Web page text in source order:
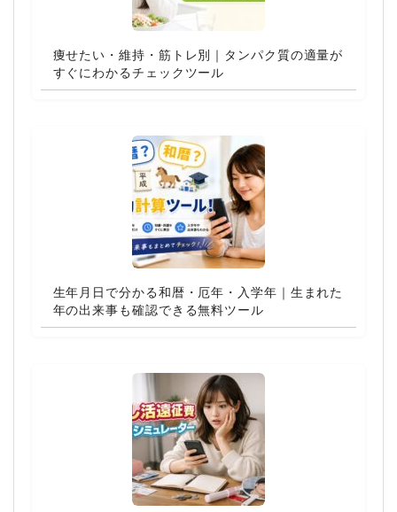
痩せたい・維持・筋トレ別｜タンパク質の適量が
すぐにわかるチェックツール
生年月日で分かる和暦・厄年・入学年｜生まれた
年の出来事も確認できる無料ツール